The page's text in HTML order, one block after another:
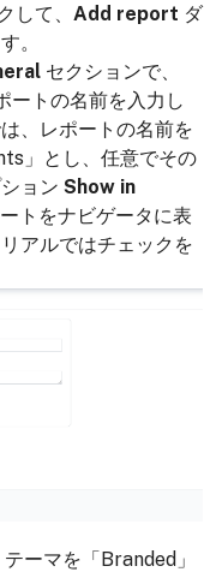
して、 Add report ダ
。
セクションで、
ートの名前を入力し
、レポートの名前を
」とし、任意でその
ョン Show in
トをナビゲータに表
アルではチェックを
ーマを「Branded」